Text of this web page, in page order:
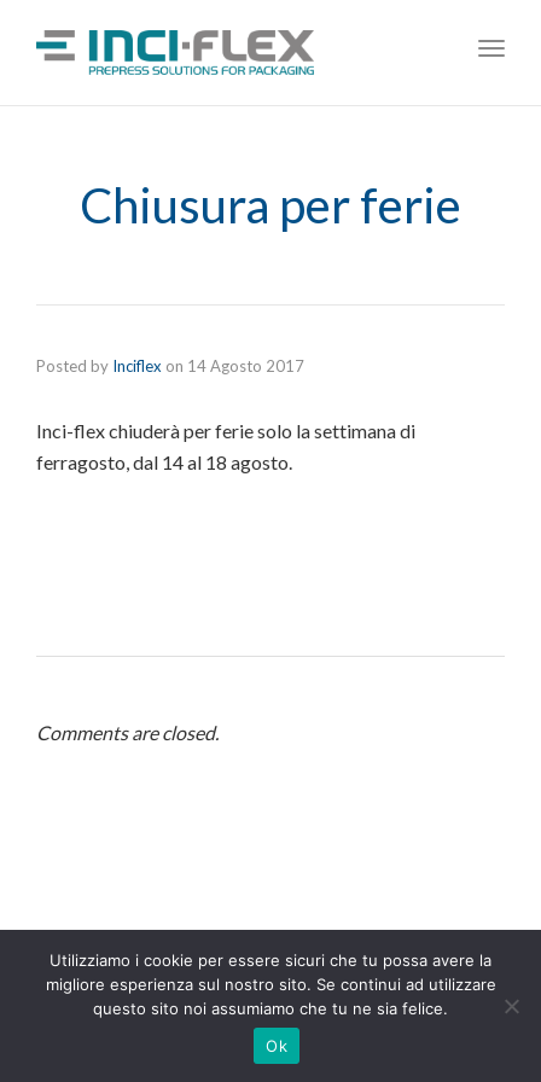
Chiusura per ferie
Posted by Inciflex on 14 Agosto 2017
Inci-flex chiuderà per ferie solo la settimana di
ferragosto, dal 14 al 18 agosto.
Comments are closed.
Utilizziamo i cookie per essere sicuri che tu possa avere la
migliore esperienza sul nostro sito. Se continui ad utilizzare
questo sito noi assumiamo che tu ne sia felice.
Ok